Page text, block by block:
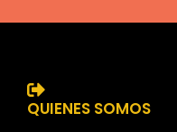
QUIENES SOMOS